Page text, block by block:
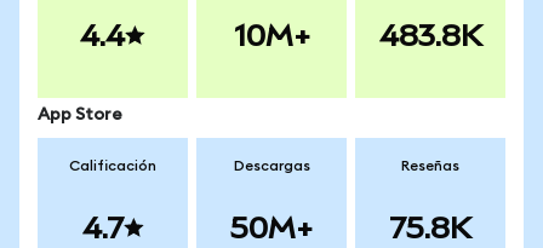
4.4 10M+ 483.8K
App Store
Calificación
4.7
Descargas
50M+
Reseñas
75.8K